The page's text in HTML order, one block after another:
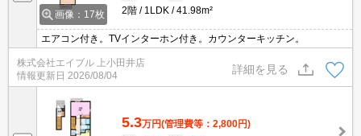
画像：17枚 2階 1LDK 41.98m²
エアコン付き。TVインターホン付き。カウンターキッチン。
株式会社エイブル 上小田井店
情報更新日 2026/08/04
詳細を見る
5.3万円(管理費等：2,800円)